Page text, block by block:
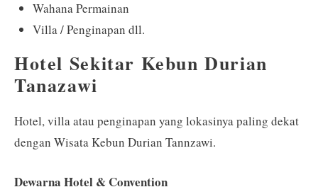
Wahana Permainan
Villa / Penginapan dll.
Hotel Sekitar Kebun Durian
Tanazawi
Hotel, villa atau penginapan yang lokasinya paling dekat
dengan Wisata Kebun Durian Tannzawi.
Dewarna Hotel & Convention